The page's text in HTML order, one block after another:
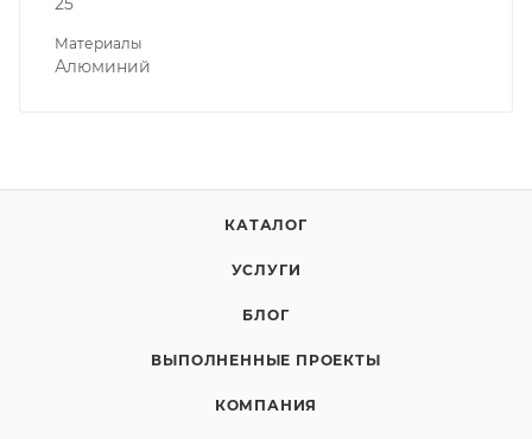
Материалы
Алюминий
КАТАЛОГ
УСЛУГИ
БЛОГ
ВЫПОЛНЕННЫЕ ПРОЕКТЫ
КОМПАНИЯ